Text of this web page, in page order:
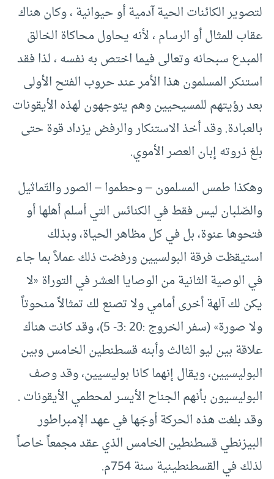
لتصوير الكائنات الحية آدمية أو حيوانية ، وكان هناك
عقاب للمثال أو الرسام ، لأنه يحاول محاكاة الخالق
المبدع سبحانه وتعالى فيما اختص به نفسه ، لذا فقد
استنكر المسلمون هذا الأمر عند حروب الفتح الأولى
بعد رؤيتهم للمسيحيين وهم يتوجهون لهذه الأيقونات
بالعبادة. وقد أخذ الاستنكار والرفض يزداد قوة حتى
بلغ ذروته إبان العصر الأموي.
وهكذا طمس المسلمون – وحطموا – الصور والتّماثيل
والصّلبان ليس فقط في الكنائس التي أسلم أهلها أو
فتحوها عنوة، بل في كل مظاهر الحياة، وبذلك
استيقظت فرقة البولسيين ورفضت ذلك عملاً بما جاء
في الوصية الثانية من الوصايا العشر في التوراة «لا
يكن لك آلهة أخرى أمامي ولا تصنع لك تمثالاً منحوتاً
ولا صورة» (سفر الخروج :20 :3- 5)، وقد كانت هناك
علاقة بين ليو الثالث وأبنه قسطنطين الخامس وبين
البوليسيين، ويقال إنهما كانا بوليسيين، وقد وصف
البوليسيون بأنهم الجناح الأيسر لمحطمي الأيقونات .
وقد بلغت هذه الحركة أوجَها في عهد الإمبراطور
البيزنطي قسطنطين الخامس الذي عقد مجمعاً خاصاً
لذلك في القسطنطينية سنة 754م.